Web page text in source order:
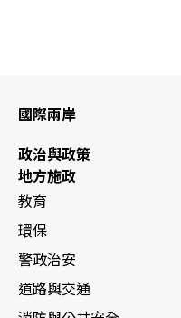
國際兩岸
政治與政策
地方施政
教育
環保
警政治安
道路與交通